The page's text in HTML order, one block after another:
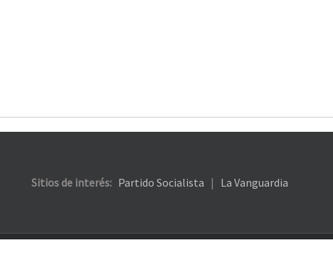
Sitios de interés: Partido Socialista | La Vanguardia